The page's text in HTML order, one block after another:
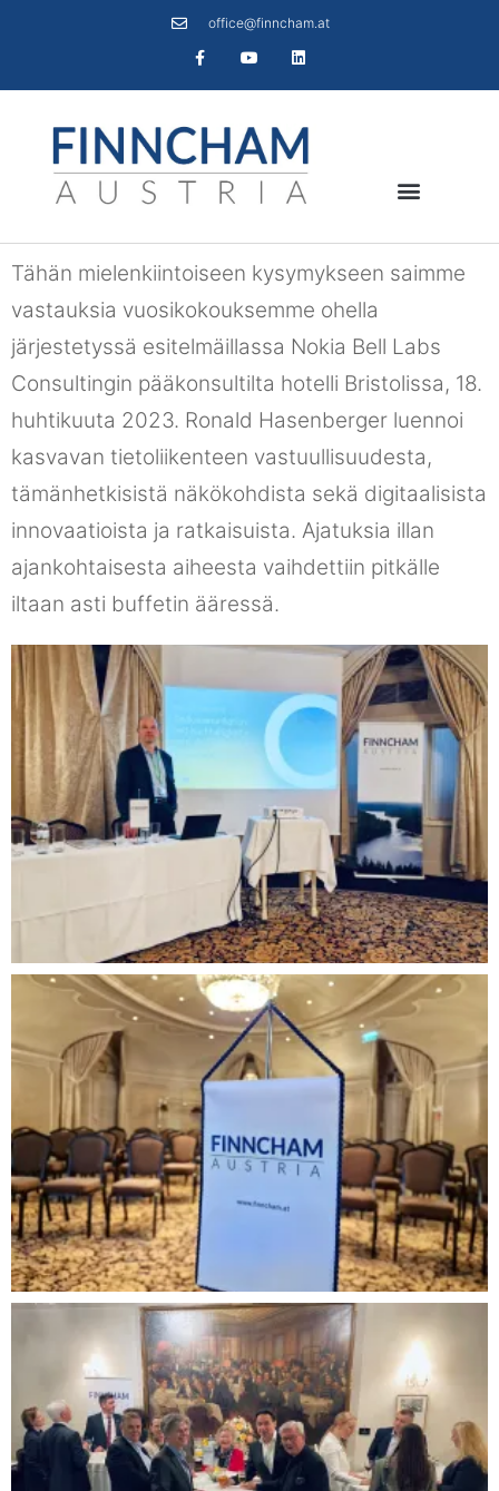
office@finncham.at
Tähän mielenkiintoiseen kysymykseen saimme
vastauksia vuosikokouksemme ohella
järjestetyssä esitelmäillassa Nokia Bell Labs
Consultingin pääkonsultilta hotelli Bristolissa, 18.
huhtikuuta 2023. Ronald Hasenberger luennoi
kasvavan tietoliikenteen vastuullisuudesta,
tämänhetkisistä näkökohdista sekä digitaalisista
innovaatioista ja ratkaisuista. Ajatuksia illan
ajankohtaisesta aiheesta vaihdettiin pitkälle
iltaan asti buffetin ääressä.